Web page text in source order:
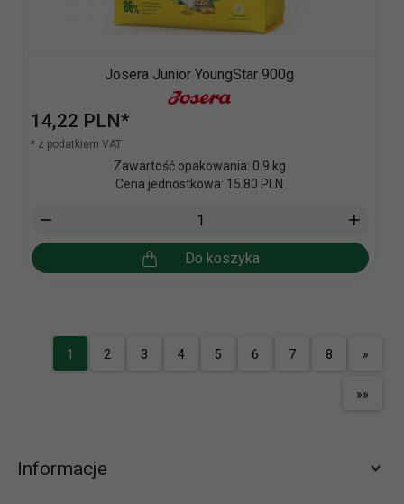
Josera Junior YoungStar 900g
14,22 PLN*
* z podatkiem VAT
Zawartość opakowania: 0.9 kg
Cena jednostkowa: 15.80 PLN
Do koszyka
1 2 3 4 5 6 7 8 »
»»
Informacje